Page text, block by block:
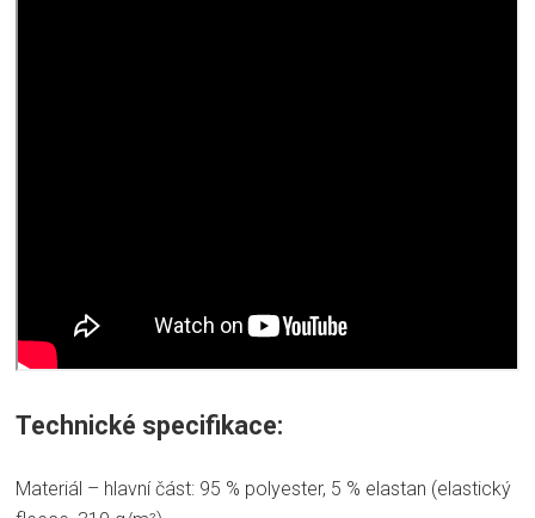
Technické specifikace:
Materiál – hlavní část: 95 % polyester, 5 % elastan (elastický